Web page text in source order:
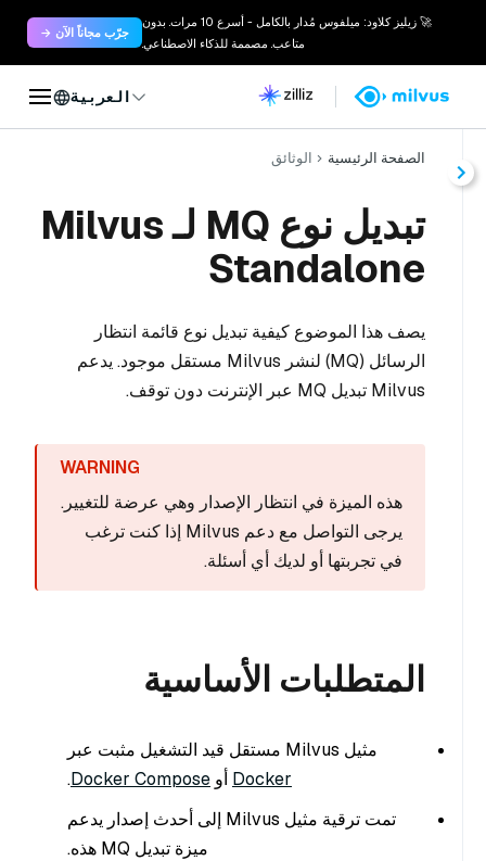
🚀 زيليز كلاود: ميلفوس مُدار بالكامل - أسرع 10 مرات. بدون
متاعب. مصممة للذكاء الاصطناعي.
جرّب مجاناً الآن →
العربية
الصفحة الرئيسية الوثائق
تبديل نوع MQ لـ Milvus
Standalone
يصف هذا الموضوع كيفية تبديل نوع قائمة انتظار
الرسائل (MQ) لنشر Milvus مستقل موجود. يدعم
Milvus تبديل MQ عبر الإنترنت دون توقف.
هذه الميزة في انتظار الإصدار وهي عرضة للتغيير.
يرجى التواصل مع دعم Milvus إذا كنت ترغب
في تجربتها أو لديك أي أسئلة.
المتطلبات الأساسية
مثيل Milvus مستقل قيد التشغيل مثبت عبر
Docker أو Docker Compose
.
تمت ترقية مثيل Milvus إلى أحدث إصدار يدعم
ميزة تبديل MQ هذه.